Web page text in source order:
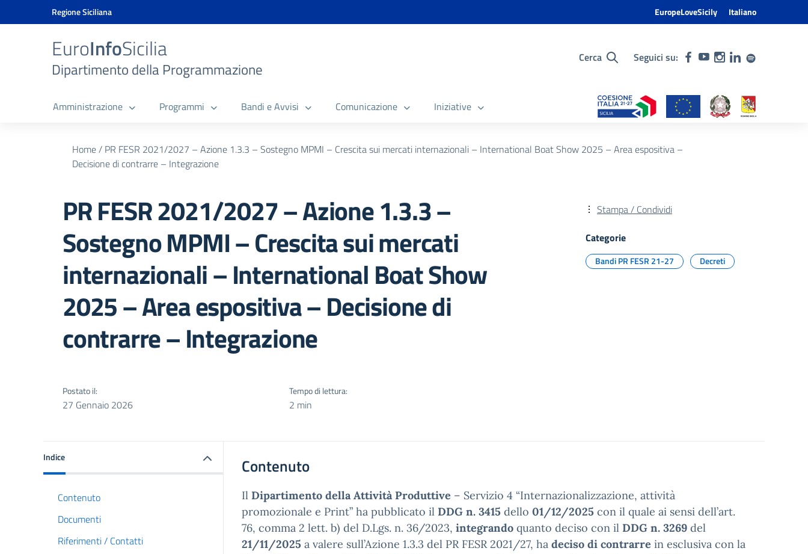
Vai ai contenuti
Vai al menu di navigazione
Vai al banner delle Cookie Policy
Regione Siciliana EuropeLoveSicily Italiano
EuroInfoSicilia
Dipartimento della Programmazione
Cerca Seguici su:
Amministrazione Programmi Bandi e Avvisi Comunicazione Iniziative
Home/ PR FESR 2021/2027 – Azione 1.3.3 – Sostegno MPMI – Crescita sui mercati internazionali – International Boat Show 2025 – Area espositiva –
Decisione di contrarre – Integrazione
PR FESR 2021/2027 – Azione 1.3.3 –
Sostegno MPMI – Crescita sui mercati
internazionali – International Boat Show
2025 – Area espositiva – Decisione di
contrarre – Integrazione
Postato il:
27 Gennaio 2026
Tempo di lettura:
2 min
Stampa / Condividi
Categorie
Bandi PR FESR 21-27 Decreti
Indice
Contenuto
Documenti
Riferimenti / Contatti
Contenuto
Il Dipartimento della Attività Produttive – Servizio 4 “Internazionalizzazione, attività
promozionale e Print” ha pubblicato il DDG n. 3415 dello 01/12/2025 con il quale ai sensi dell’art.
76, comma 2 lett. b) del D.Lgs. n. 36/2023, integrando quanto deciso con il DDG n. 3269 del
21/11/2025 a valere sull’Azione 1.3.3 del PR FESR 2021/27, ha deciso di contrarre in esclusiva con la